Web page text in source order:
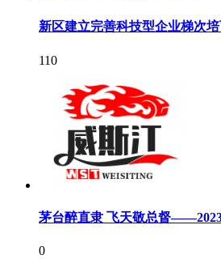
新区建立完善科技型企业梯次
110
茅台醉直隶 飞天敬总督
0